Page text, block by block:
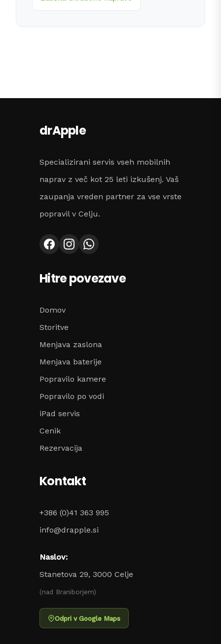
drApple
Specializirani servis vseh mobilnih
naprav z več kot 25 leti izkušenj. Vaš
zaupanja vreden partner za vse vrste
popravil v Celju.
Hitre povezave
Domov
Storitve
Menjava zaslona
Menjava baterije
Popravilo kamere
Popravilo po vodi
iPad servis
Cenik
Rezervacija
Kontakt
+386 (0)41 363 995
info@drapple.si
Naslov:
Stanetova 29, 3000 Celje
(nad Braniborjem)
Odpri v Google Maps